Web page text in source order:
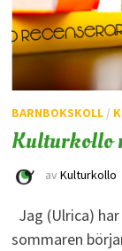
BARNBOKSKOLL/
Kulturkollo
av Kulturkollo
Jag (Ulrica)
sommaren